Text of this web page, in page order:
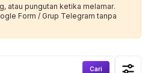
atau pungutan ketika melamar.
Form / Grup Telegram tanpa
Cari